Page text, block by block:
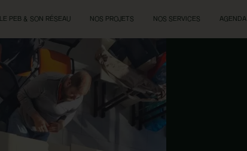
LE PEB & SON RÉSEAU NOS PROJETS NOS SERVICES AGENDA